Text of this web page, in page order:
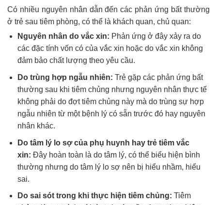
Có nhiều nguyên nhân dẫn đến các phản ứng bất thường
ở trẻ sau tiêm phòng, có thể là khách quan, chủ quan:
Nguyên nhân do vắc xin: Phản ứng ở đây xảy ra do
các đặc tính vốn có của vắc xin hoặc do vắc xin không
đảm bảo chất lượng theo yêu cầu.
Do trùng hợp ngẫu nhiên: Trẻ gặp các phản ứng bất
thường sau khi tiêm chủng nhưng nguyên nhân thực tế
không phải do đợt tiêm chủng này mà do trùng sự hợp
ngẫu nhiên từ một bệnh lý có sẵn trước đó hay nguyên
nhân khác.
Do tâm lý lo sợ của phụ huynh hay trẻ tiêm vắc
xin: Đây hoàn toàn là do tâm lý, có thể biểu hiện bình
thường nhưng do tâm lý lo sợ nên bị hiểu nhầm, hiểu
sai.
Do sai sót trong khi thực hiện tiêm chủng: Tiêm